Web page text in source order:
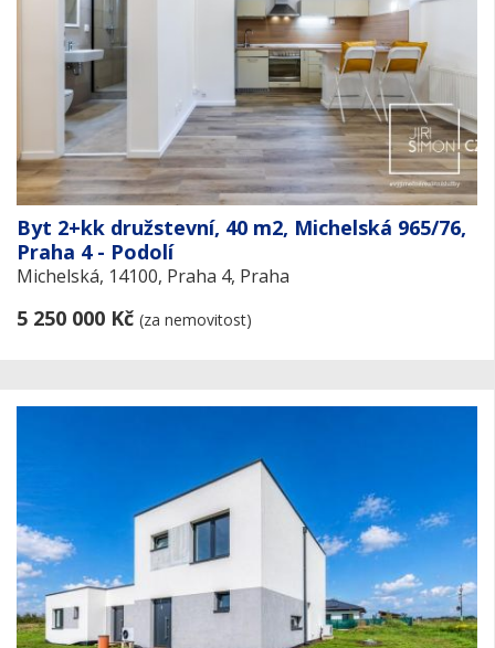
Byt 2+kk družstevní, 40 m2, Michelská 965/76,
Praha 4 - Podolí
Michelská, 14100, Praha 4, Praha
5 250 000 Kč (za nemovitost)